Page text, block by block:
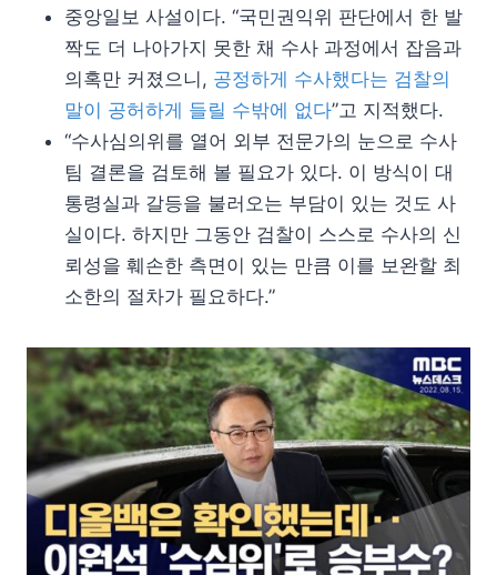
중앙일보 사설이다. “국민권익위 판단에서 한 발
짝도 더 나아가지 못한 채 수사 과정에서 잡음과
의혹만 커졌으니, 공정하게 수사했다는 검찰의
말이 공허하게 들릴 수밖에 없다”고 지적했다.
“수사심의위를 열어 외부 전문가의 눈으로 수사
팀 결론을 검토해 볼 필요가 있다. 이 방식이 대
통령실과 갈등을 불러오는 부담이 있는 것도 사
실이다. 하지만 그동안 검찰이 스스로 수사의 신
뢰성을 훼손한 측면이 있는 만큼 이를 보완할 최
소한의 절차가 필요하다.”